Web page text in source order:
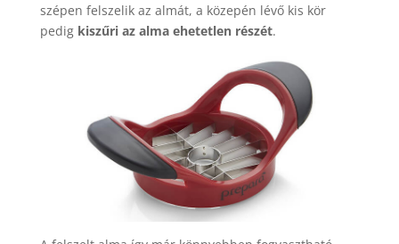
szépen felszelik az almát, a közepén lévő kis kör
pedig kiszűri az alma ehetetlen részét.